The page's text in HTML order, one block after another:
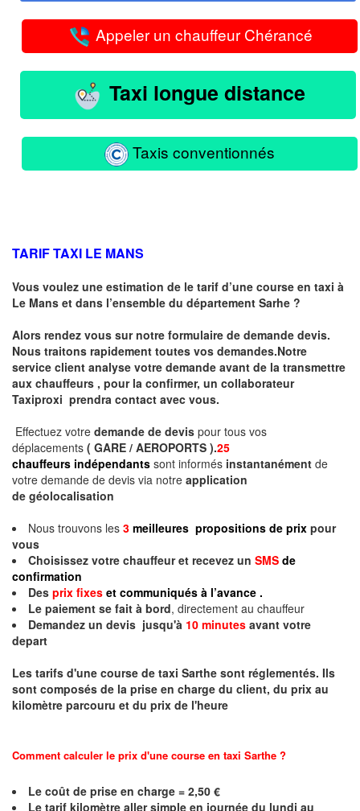
Appeler un chauffeur Chérancé
Taxi longue distance
Taxis conventionnés
TARIF TAXI LE MANS
Vous voulez une estimation de le tarif d’une course en taxi à
Le Mans et dans l’ensemble du département Sarhe ?
Alors rendez vous sur notre formulaire de demande devis.
Nous traitons rapidement toutes vos demandes.Notre
service client analyse votre demande avant de la transmettre
aux chauffeurs , pour la confirmer, un collaborateur
Taxiproxi prendra contact avec vous.
Effectuez votre demande de devis pour tous vos
déplacements ( GARE / AEROPORTS ).25
chauffeurs indépendants sont informés instantanément de
votre demande de devis via notre application
de géolocalisation
Nous trouvons les 3 meilleures propositions de prix pour
vous
Choisissez votre chauffeur et recevez un SMS de
confirmation
Des prix fixes et communiqués à l’avance .
Le paiement se fait à bord, directement au chauffeur
Demandez un devis jusqu'à 10 minutes avant votre
depart
Les tarifs d'une course de taxi Sarthe sont réglementés. Ils
sont composés de la prise en charge du client, du prix au
kilomètre parcouru et du prix de l'heure
Comment calculer le prix d'une course en taxi Sarthe ?
Le coût de prise en charge = 2,50 €
Le tarif kilomètre aller simple en journée du lundi au